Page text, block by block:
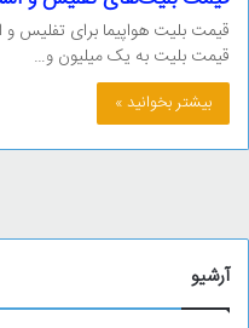
قیمت بلیت هواپیما برای تفلیس
قیمت بلیت به یک میلیون و…
بیشتر بخوانید »
آرشیو